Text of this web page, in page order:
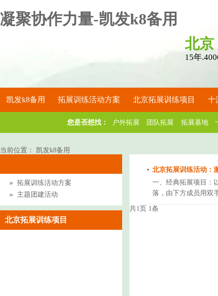
凝聚协作力量-凯发k8备用
北京
15年
凯发k8备用 拓展训练活动方案 北京拓展训练项目 十
您是否想找： 户外拓展 团队拓展 拓展基地
当前位置： 凯发k8备用
拓展训练活动方案
主题团建活动
北京拓展训练项目
北京拓展训练活动：
一、经典拓展项目：
落，由下方成员用双
共1 页 1条